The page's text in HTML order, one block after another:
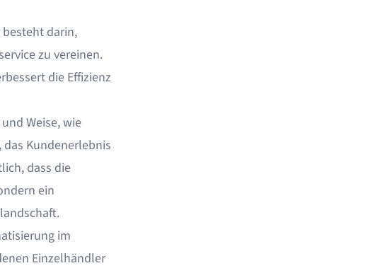
darin,
zu vereinen.
die Effizienz
Weise, wie
Kundenerlebnis
dass die
ein
im
Einzelhändler